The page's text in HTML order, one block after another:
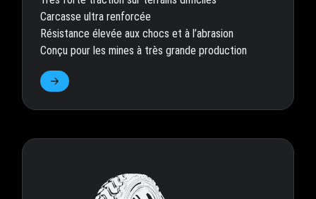
Carcasse ultra renforcée
Résistance élevée aux chocs et à l’abrasion
Conçu pour les mines à très grande production